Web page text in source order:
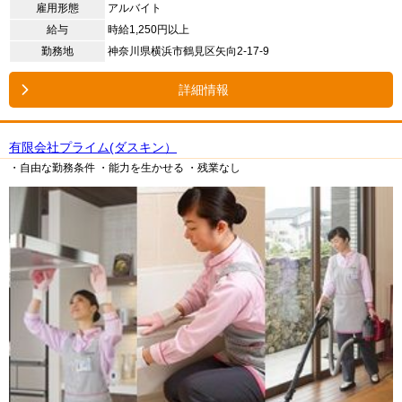
雇用形態
アルバイト
給与
時給1,250円以上
勤務地
神奈川県横浜市鶴見区矢向2-17-9
詳細情報
有限会社プライム(ダスキン）
・自由な勤務条件 ・能力を生かせる ・残業なし